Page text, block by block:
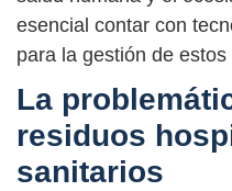
esencial contar con
para la gestión de estos
La
residuos
sanitarios